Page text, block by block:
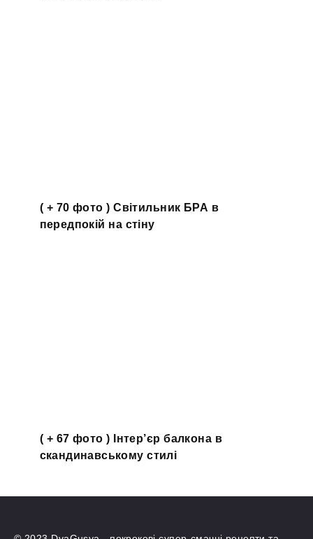
( + 70 фото ) Світильник БРА в
передпокій на стіну
( + 67 фото ) Інтер’єр балкона в
скандинавському стилі